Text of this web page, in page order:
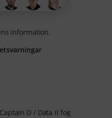
D / Data II fog
information.